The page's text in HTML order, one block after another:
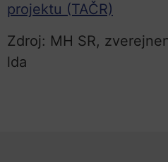
projektu (TAČR)
Zdroj: MH SR,
lda